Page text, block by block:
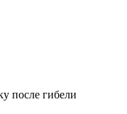
после гибели